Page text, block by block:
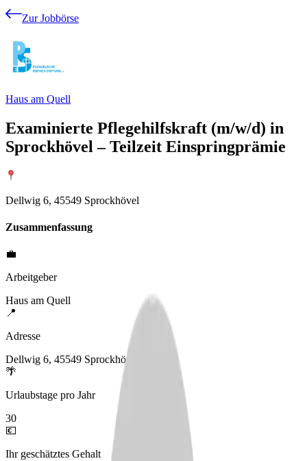
Zur Jobbörse
Haus am Quell
Examinierte Pflegehilfskraft (m/w/d) in
Sprockhövel – Teilzeit Einspringprämie
Dellwig 6, 45549 Sprockhövel
Zusammenfassung
💼
Arbeitgeber
Haus am Quell
📍
Adresse
Dellwig 6, 45549 Sprockhövel
🌴
Urlaubstage pro Jahr
30
💶
Ihr geschätztes Gehalt